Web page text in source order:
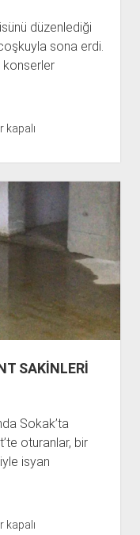
düzenlediği
sona erdi.
konserler
kapalı
SAKİNLERİ
Sokak’ta
oturanlar, bir
isyan
kapalı